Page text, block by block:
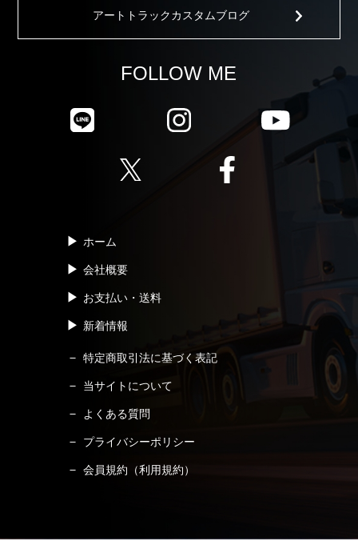
アートトラックカスタムブログ
FOLLOW ME
ホーム
会社概要
お支払い・送料
新着情報
特定商取引法に基づく表記
当サイトについて
よくある質問
プライバシーポリシー
会員規約（利用規約）